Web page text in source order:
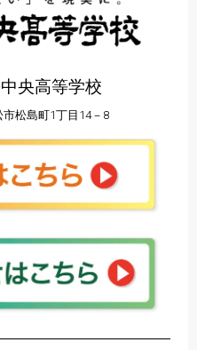
央高等学校
松島町1丁目14－8